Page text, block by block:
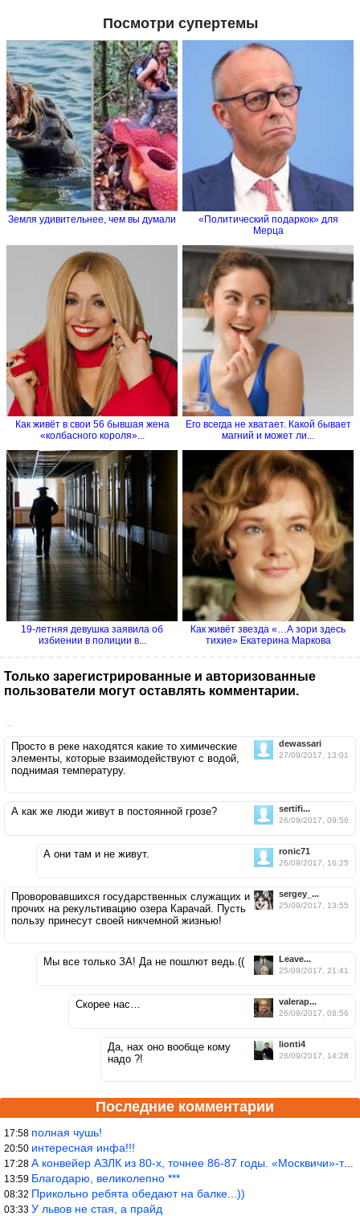
Посмотри супертемы
Земля удивительнее, чем вы думали
«Политический подаркок» для
Мерца
Как живёт в свои 56 бывшая жена
«колбасного короля»...
Его всегда не хватает. Какой бывает
магний и может ли...
19-летняя девушка заявила об
избиении в полиции в...
Как живёт звезда «…А зори здесь
тихие» Екатерина Маркова
Только зарегистрированные и авторизованные
пользователи могут оставлять комментарии.
dewassari
27/09/2017, 13:01
Просто в реке находятся какие то химические
элементы, которые взаимодействуют с водой,
поднимая температуру.
sertifi...
26/09/2017, 09:56
А как же люди живут в постоянной грозе?
ronic71
26/09/2017, 16:25
А они там и не живут.
sergey_...
25/09/2017, 13:55
Проворовавшихся государственных служащих и
прочих на рекультивацию озера Карачай. Пусть
пользу принесут своей никчемной жизнью!
Leave...
25/09/2017, 21:41
Мы все только ЗА! Да не пошлют ведь.((
valerap...
26/09/2017, 08:56
Скорее нас…
lionti4
26/09/2017, 14:28
Да, нах оно вообще кому
надо ?!
Последние комментарии
17:58 полная чушь!
20:50 интересная инфа!!!
17:28 А конвейер АЗЛК из 80-х, точнее 86-87 годы. «Москвичи»-то из пер
13:59 Благодарю, великолепно ***
08:32 Прикольно ребята обедают на балке...))
03:33 У львов не стая, а прайд